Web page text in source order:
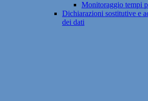
Monitoraggio tempi
Dichiarazioni sostitutive e
dei dati